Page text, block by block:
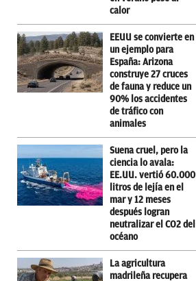
calor
EEUU se convierte en
un ejemplo para
España: Arizona
construye 27 cruces
de fauna y reduce un
90% los accidentes
de tráfico con
animales
Suena cruel, pero la
ciencia lo avala:
EE.UU. vertió 60.000
litros de lejía en el
mar y 12 meses
después logran
neutralizar el CO2 del
océano
La agricultura
madrileña recupera